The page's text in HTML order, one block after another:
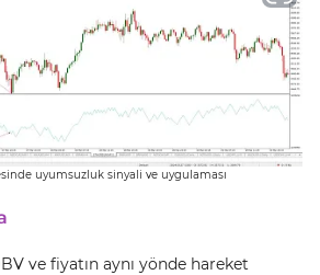
uyumsuzluk sinyali ve uygulaması
ve fiyatın aynı yönde hareket